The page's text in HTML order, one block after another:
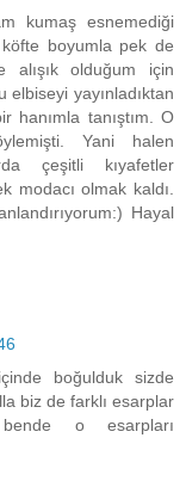
kumaş esnemediği
boyumla pek de
alışık olduğum için
elbiseyi yayınladıktan
hanımla tanıştım. O
Yani halen
çeşitli kıyafetler
modacı olmak kaldı.
Hayal
boğulduk sizde
biz de farklı esarplar
o esarpları